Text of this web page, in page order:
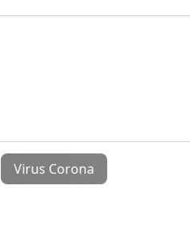
Virus Corona